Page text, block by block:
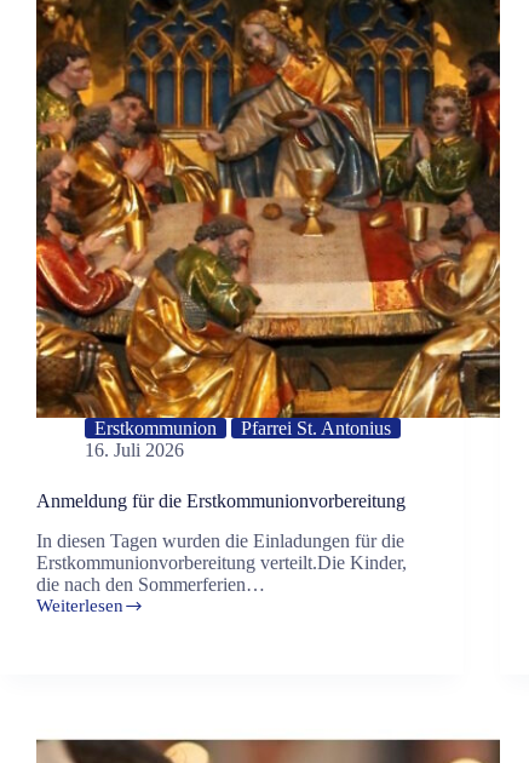
Erstkommunion
Pfarrei St. Antonius
16. Juli 2026
Anmeldung für die Erstkommunionvorbereitung
In diesen Tagen wurden die Einladungen für die
Erstkommunionvorbereitung verteilt.Die Kinder,
die nach den Sommerferien…
Weiterlesen
Anmeldung